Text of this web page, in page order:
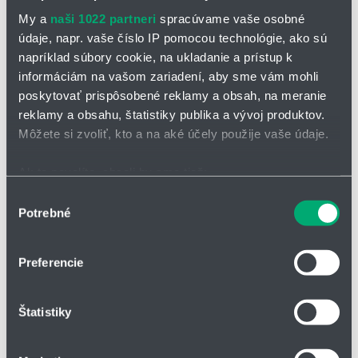
My a naši 1022 partneri spracúvame vaše osobné
údaje, napr. vaše číslo IP pomocou technológie, ako sú
napríklad súbory cookie, na ukladanie a prístup k
informáciám na vašom zariadení, aby sme vám mohli
poskytovať prispôsobené reklamy a obsah, na meranie
reklamy a obsahu, štatistiky publika a vývoj produktov.
Môžete si zvoliť, kto a na aké účely použije vaše údaje.
polohe s presnosťou na niekoľko metrov
Viac informácií o tom, ako sa spracúvajú vaše osobné
môžete kedykoľvek zmeniť alebo odvolať cez Vyhlásenie
súhlasu
Potrebné
Preferencie
Štatistiky
vhodné pre automatizáciu
- materiály sú ideálne pre
komponenty používané v automatizovaných zariadeniach a
pohybových systémoch.
FAQ